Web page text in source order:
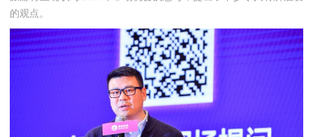
的观点。